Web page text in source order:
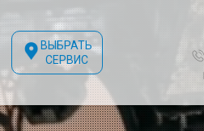
ВЫБРАТЬ
СЕРВИС